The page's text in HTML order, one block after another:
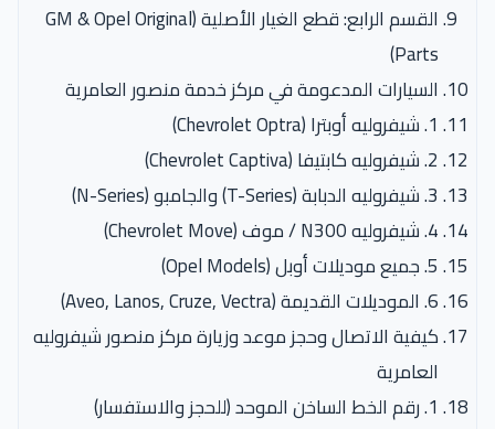
القسم الرابع: قطع الغيار الأصلية (GM & Opel Original
Parts)
السيارات المدعومة في مركز خدمة منصور العامرية
1. شيفروليه أوبترا (Chevrolet Optra)
2. شيفروليه كابتيفا (Chevrolet Captiva)
3. شيفروليه الدبابة (T-Series) والجامبو (N-Series)
4. شيفروليه N300 / موف (Chevrolet Move)
5. جميع موديلات أوبل (Opel Models)
6. الموديلات القديمة (Aveo, Lanos, Cruze, Vectra)
كيفية الاتصال وحجز موعد وزيارة مركز منصور شيفروليه
العامرية
1. رقم الخط الساخن الموحد (للحجز والاستفسار)